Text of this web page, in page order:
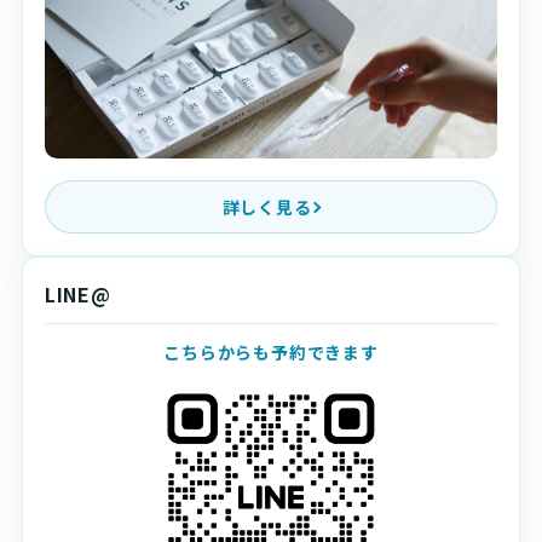
詳しく見る
LINE@
こちらからも予約できます